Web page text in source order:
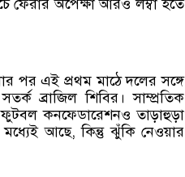
ফেরার অপেক্ষা আরও লম্বা হতে
পর এই প্রথম মাঠে দলের সঙ্গে
ব্রাজিল শিবির। সাম্প্রতিক
ফুটবল কনফেডারেশনও তাড়াহুড়া
মধ্যেই আছে, কিন্তু ঝুঁকি নেওয়ার